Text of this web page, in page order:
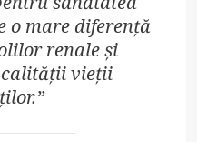
o mare diferență
renale și
vieții